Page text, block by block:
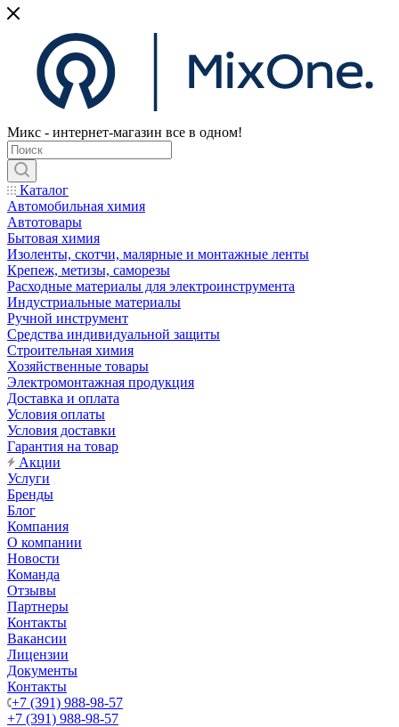
Микс - интернет-магазин все в одном!
Каталог
Автомобильная химия
Автотовары
Бытовая химия
Изоленты, скотчи, малярные и монтажные ленты
Крепеж, метизы, саморезы
Расходные материалы для электроинструмента
Индустриальные материалы
Ручной инструмент
Средства индивидуальной защиты
Строительная химия
Хозяйственные товары
Электромонтажная продукция
Доставка и оплата
Условия оплаты
Условия доставки
Гарантия на товар
Акции
Услуги
Бренды
Блог
Компания
О компании
Новости
Команда
Отзывы
Партнеры
Контакты
Вакансии
Лицензии
Документы
Контакты
+7 (391) 988-98-57
+7 (391) 988-98-57